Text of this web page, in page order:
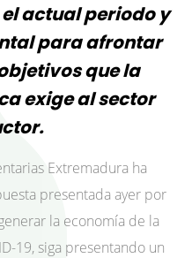
actual periodo y
para afrontar
que la
exige al sector
Extremadura ha
presentada ayer por
la economía de la
19, siga presentando un